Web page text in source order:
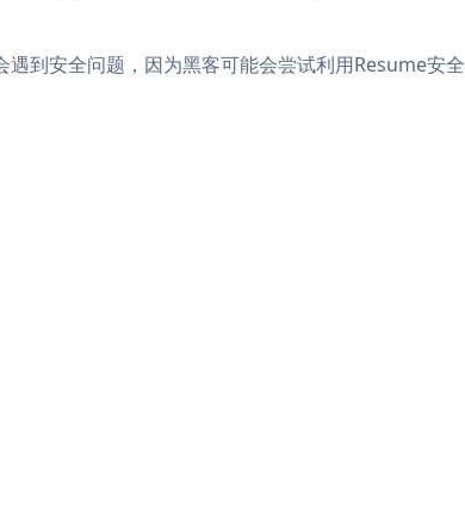
到安全问题，因为黑客可能会尝试利用Resume安全